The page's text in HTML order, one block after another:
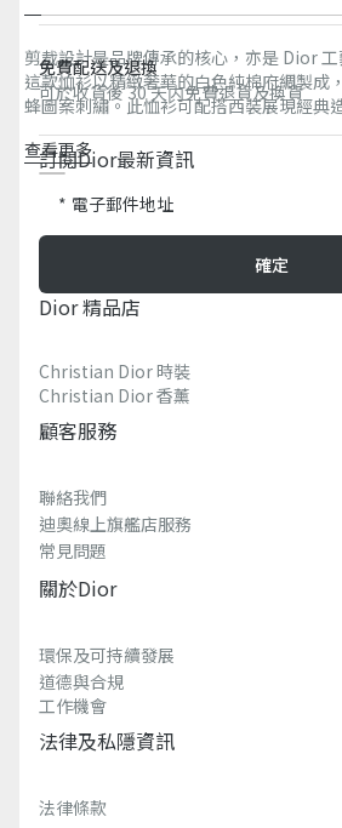
剪裁設計是品牌傳承的核心，亦是 Dior
這款恤衫以精緻奢華的白色純棉府綢製成
蜂圖案刺繡。此恤衫可配搭西裝展現經典
造休閒風格。
正面飾有金色色調 18K 金線蜜蜂刺繡
衣領：5 厘米 / 2 吋
隱藏式鈕釦開合
珍珠母鈕釦飾有 Dior 標誌
意大利製造
查看更多
免費配送及退換
可於收貨後 30 天内免費退貨及換貨
訂閱Dior最新資訊​
電子郵件地址
確定
Dior 精品店
Christian Dior 時裝
Christian Dior 香薰​
顧客服務
聯絡我們
迪奧線上旗艦店服務
常見問題​
關於dior
環保及可持續發展​
道德與合規
工作機會
法律及私隱資訊​
法律條款